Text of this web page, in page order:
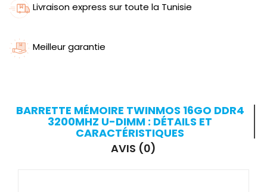
Livraison express sur toute la Tunisie
Meilleur garantie
BARRETTE MÉMOIRE TWINMOS 16GO DDR4
3200MHZ U-DIMM : DÉTAILS ET
CARACTÉRISTIQUES
AVIS (0)